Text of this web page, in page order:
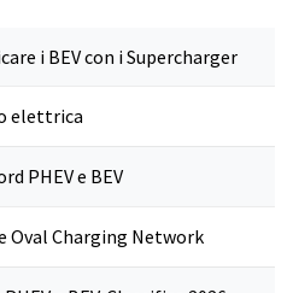
i BEV con i Supercharger
elettrica
PHEV e BEV
Oval Charging Network